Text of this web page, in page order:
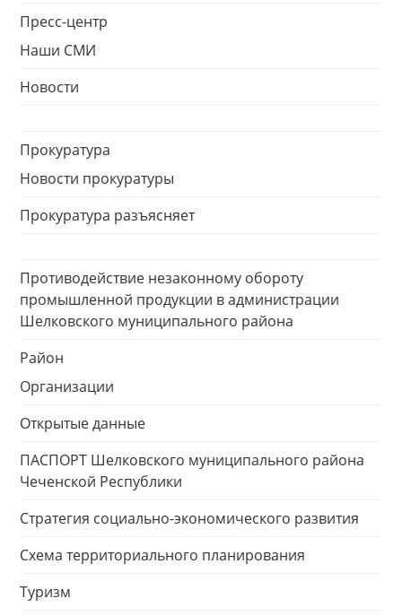
Пресс-центр
Наши СМИ
Новости
Прокуратура
Новости прокуратуры
Прокуратура разъясняет
Противодействие незаконному обороту
промышленной продукции в администрации
Шелковского муниципального района
Район
Организации
Открытые данные
ПАСПОРТ Шелковского муниципального района
Чеченской Республики
Стратегия социально-экономического развития
Схема территориального планирования
Туризм